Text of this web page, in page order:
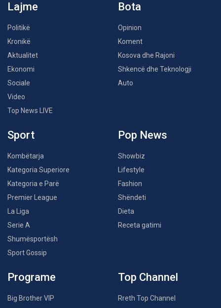
Lajme
Politikë
Kronikë
Aktualitet
Ekonomi
Sociale
Video
Top News LIVE
Bota
Opinion
Koment
Kosova dhe Rajoni
Shkencë dhe Teknologji
Auto
Sport
Kombëtarja
Kategoria Superiore
Kategoria e Parë
Premier League
La Liga
Serie A
Shumësportësh
Sport Gossip
Pop News
Showbiz
Lifestyle
Fashion
Shëndeti
Dieta
Receta gatimi
Programe
Big Brother VIP
Top Channel
Rreth Top Channel